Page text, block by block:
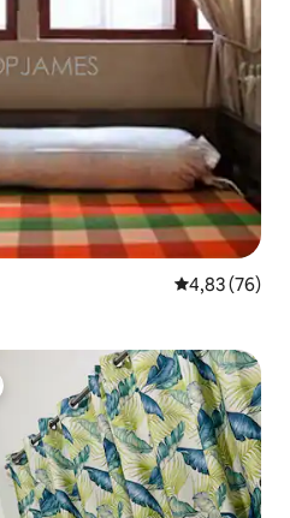
Évaluation
4,83 (76)